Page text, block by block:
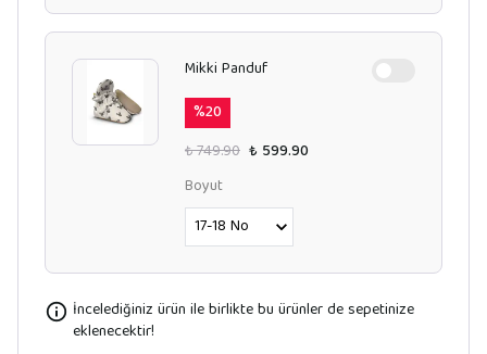
Mikki Panduf
%20
₺ 749.90 ₺ 599.90
Boyut
İncelediğiniz ürün ile birlikte bu ürünler de sepetinize
eklenecektir!